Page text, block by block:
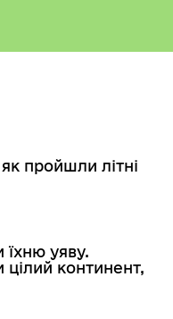
як пройшли літні
їхню уяву.
цілий континент,